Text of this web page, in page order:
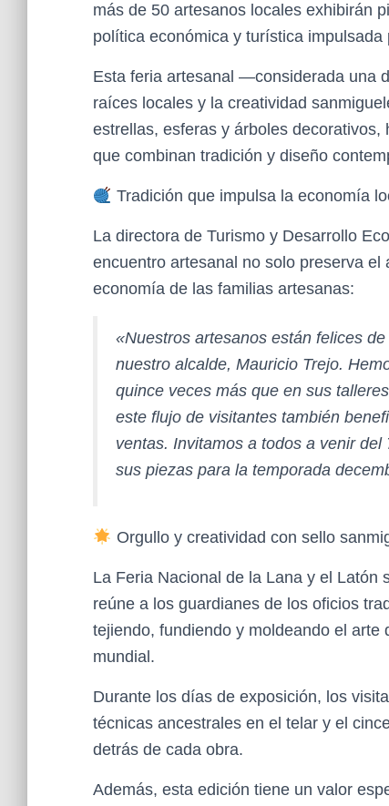
más de 50 artesanos locales exhibirán
política económica y turística
Esta feria artesanal —considerada una
raíces locales y la creatividad
estrellas, esferas y árboles
que combinan tradición y diseño
Tradición que impulsa la economía
La directora de Turismo y Desarrollo
encuentro artesanal no solo preserva
economía de las familias artesanas:
«Nuestros artesanos están felices
nuestro alcalde, Mauricio Trejo.
quince veces más que en sus
este flujo de visitantes también
ventas. Invitamos a todos a venir
sus piezas para la temporada
Orgullo y creatividad con sello
La Feria Nacional de la Lana y el Latón
reúne a los guardianes de los oficios
tejiendo, fundiendo y moldeando el arte
mundial.
Durante los días de exposición, los
técnicas ancestrales en el telar y el
detrás de cada obra.
Además, esta edición tiene un valor